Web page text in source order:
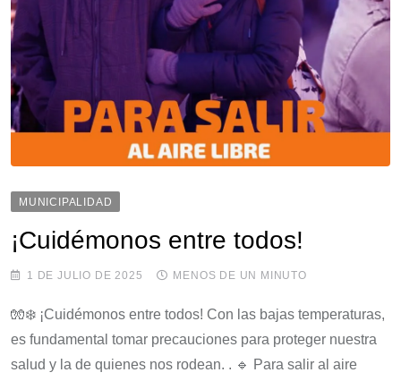
MUNICIPALIDAD
¡Cuidémonos entre todos!
1 DE JULIO DE 2025 MENOS DE UN MINUTO
🧤❄️ ¡Cuidémonos entre todos! Con las bajas temperaturas,
es fundamental tomar precauciones para proteger nuestra
salud y la de quienes nos rodean. . 🔹 Para salir al aire